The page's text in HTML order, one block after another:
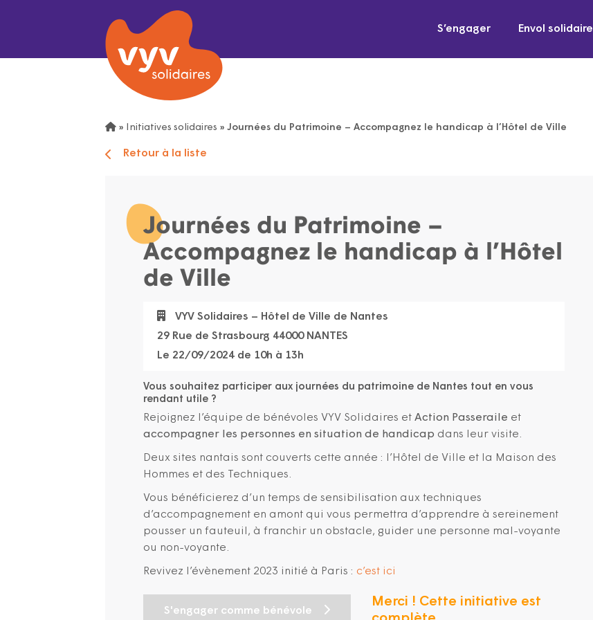
S’engager Envol solidaire
» Initiatives solidaires » Journées du Patrimoine – Accompagnez le handicap à l’Hôtel de Ville
Retour à la liste
Journées du Patrimoine –
Accompagnez le handicap à l’Hôtel
de Ville
VYV Solidaires – Hôtel de Ville de Nantes
29 Rue de Strasbourg 44000 NANTES
Le 22/09/2024 de 10h à 13h
Vous souhaitez participer aux journées du patrimoine de Nantes tout en vous
rendant utile ?
Rejoignez l’équipe de bénévoles VYV Solidaires et Action Passeraile et
accompagner les personnes en situation de handicap dans leur visite.
Deux sites nantais sont couverts cette année : l’Hôtel de Ville et la Maison des
Hommes et des Techniques.
Vous bénéficierez d’un temps de sensibilisation aux techniques
d’accompagnement en amont qui vous permettra d’apprendre à sereinement
pousser un fauteuil, à franchir un obstacle, guider une personne mal-voyante
ou non-voyante.
Revivez l’évènement 2023 initié à Paris : c’est ici
S'engager comme bénévole
Merci ! Cette initiative est